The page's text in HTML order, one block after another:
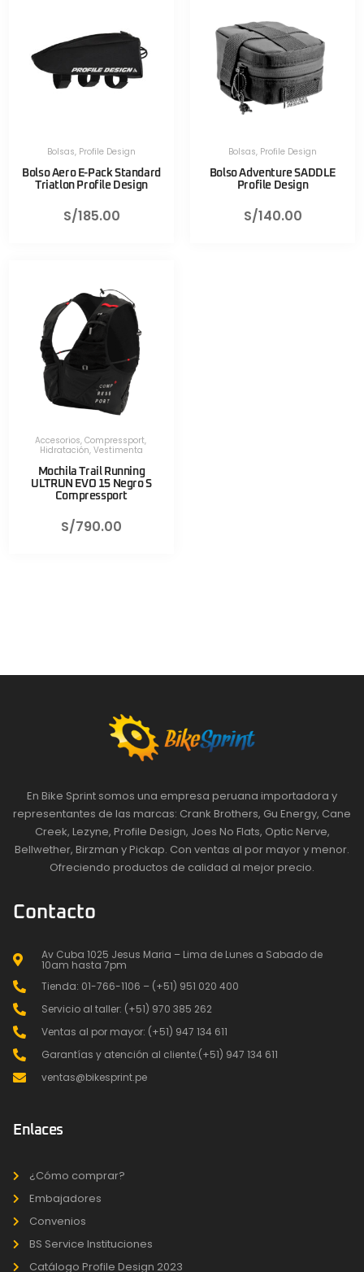
Bolsas, Profile Design
Bolso Aero E-Pack Standard
Triatlon Profile Design
S/185.00
Bolsas, Profile Design
Bolso Adventure SADDLE
Profile Design
S/140.00
Accesorios, Compressport,
Hidratación, Vestimenta
Mochila Trail Running
ULTRUN EVO 15 Negro S
Compressport
S/790.00
En Bike Sprint somos una empresa peruana importadora y
representantes de las marcas: Crank Brothers, Gu Energy, Cane
Creek, Lezyne, Profile Design, Joes No Flats, Optic Nerve,
Bellwether, Birzman y Pickap. Con ventas al por mayor y menor.
Ofreciendo productos de calidad al mejor precio.
Contacto
Av Cuba 1025 Jesus Maria – Lima de Lunes a Sabado de
10am hasta 7pm
Tienda: 01-766-1106 – (+51) 951 020 400
Servicio al taller: (+51) 970 385 262
Ventas al por mayor: (+51) 947 134 611
Garantías y atención al cliente:(+51) 947 134 611
ventas@bikesprint.pe
Enlaces
¿Cómo comprar?
Embajadores
Convenios
BS Service Instituciones
Catálogo Profile Design 2023